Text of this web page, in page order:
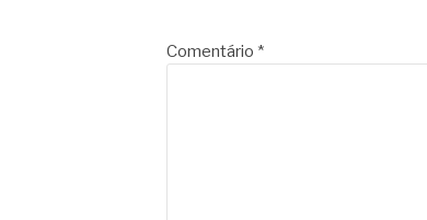
Comentário *